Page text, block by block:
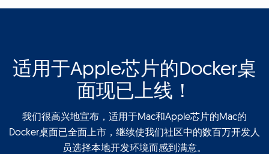
适用于Apple芯片的Docker桌
面现已上线！
我们很高兴地宣布，适用于Mac和Apple芯片的Mac的
Docker桌面已全面上市，继续使我们社区中的数百万开发人
员选择本地开发环境而感到满意。